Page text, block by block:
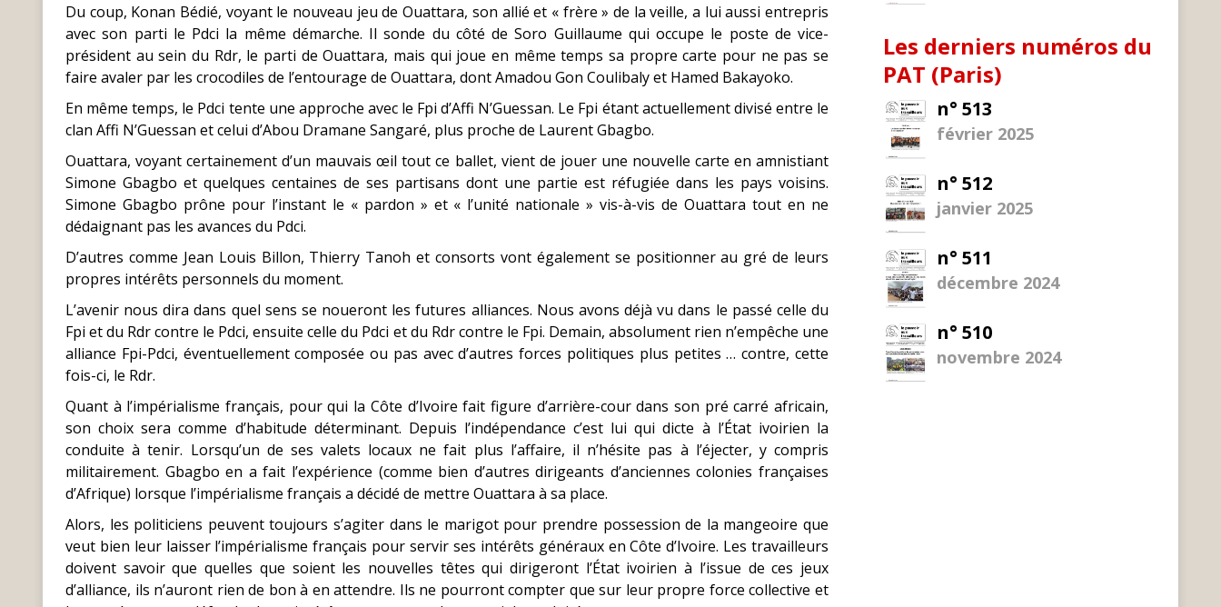
Du coup, Konan Bédié, voyant le nouveau jeu de Ouattara, son allié et « frère » de la veille, a lui aussi entrepris
avec son parti le Pdci la même démarche. Il sonde du côté de Soro Guillaume qui occupe le poste de vice-
président au sein du Rdr, le parti de Ouattara, mais qui joue en même temps sa propre carte pour ne pas se
faire avaler par les crocodiles de l’entourage de Ouattara, dont Amadou Gon Coulibaly et Hamed Bakayoko.
En même temps, le Pdci tente une approche avec le Fpi d’Affi N’Guessan. Le Fpi étant actuellement divisé entre le
clan Affi N’Guessan et celui d’Abou Dramane Sangaré, plus proche de Laurent Gbagbo.
Ouattara, voyant certainement d’un mauvais œil tout ce ballet, vient de jouer une nouvelle carte en amnistiant
Simone Gbagbo et quelques centaines de ses partisans dont une partie est réfugiée dans les pays voisins.
Simone Gbagbo prône pour l’instant le « pardon » et « l’unité nationale » vis-à-vis de Ouattara tout en ne
dédaignant pas les avances du Pdci.
D’autres comme Jean Louis Billon, Thierry Tanoh et consorts vont également se positionner au gré de leurs
propres intérêts personnels du moment.
L’avenir nous dira dans quel sens se noueront les futures alliances. Nous avons déjà vu dans le passé celle du
Fpi et du Rdr contre le Pdci, ensuite celle du Pdci et du Rdr contre le Fpi. Demain, absolument rien n’empêche une
alliance Fpi-Pdci, éventuellement composée ou pas avec d’autres forces politiques plus petites … contre, cette
fois-ci, le Rdr.
Quant à l’impérialisme français, pour qui la Côte d’Ivoire fait figure d’arrière-cour dans son pré carré africain,
son choix sera comme d’habitude déterminant. Depuis l’indépendance c’est lui qui dicte à l’État ivoirien la
conduite à tenir. Lorsqu’un de ses valets locaux ne fait plus l’affaire, il n’hésite pas à l’éjecter, y compris
militairement. Gbagbo en a fait l’expérience (comme bien d’autres dirigeants d’anciennes colonies françaises
d’Afrique) lorsque l’impérialisme français a décidé de mettre Ouattara à sa place.
Alors, les politiciens peuvent toujours s’agiter dans le marigot pour prendre possession de la mangeoire que
veut bien leur laisser l’impérialisme français pour servir ses intérêts généraux en Côte d’Ivoire. Les travailleurs
doivent savoir que quelles que soient les nouvelles têtes qui dirigeront l’État ivoirien à l’issue de ces jeux
d’alliance, ils n’auront rien de bon à en attendre. Ils ne pourront compter que sur leur propre force collective et
Les derniers numéros du
PAT (Paris)
n° 513
février 2025
n° 512
janvier 2025
n° 511
décembre 2024
n° 510
novembre 2024